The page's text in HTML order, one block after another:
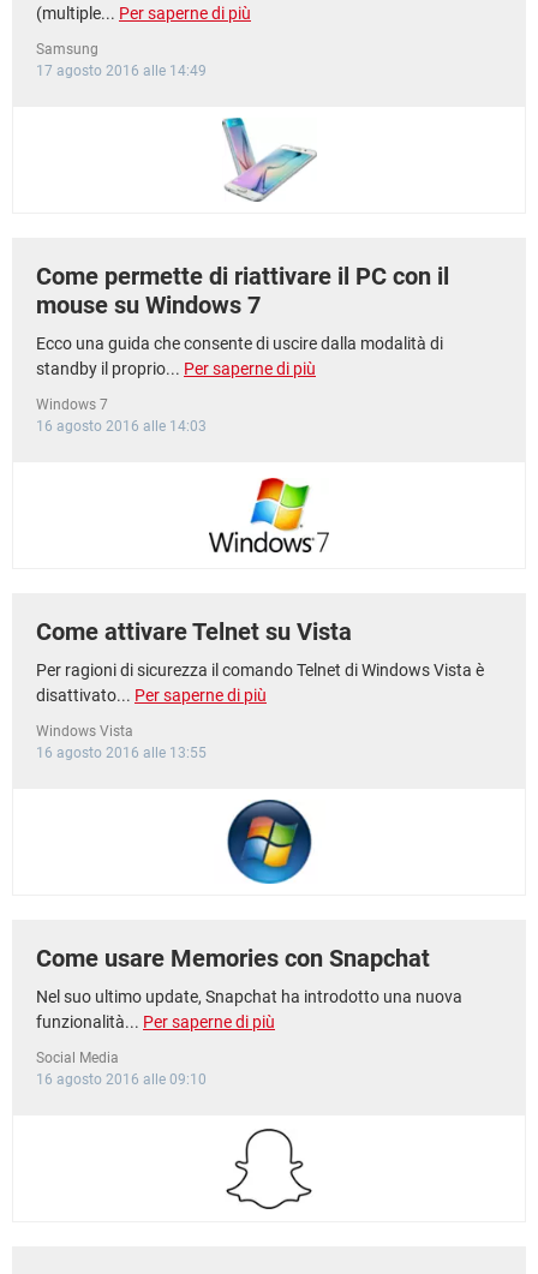
(multiple... Per saperne di più
Samsung
17 agosto 2016 alle 14:49
Come permette di riattivare il PC con il
mouse su Windows 7
Ecco una guida che consente di uscire dalla modalità di
standby il proprio... Per saperne di più
Windows 7
16 agosto 2016 alle 14:03
Come attivare Telnet su Vista
Per ragioni di sicurezza il comando Telnet di Windows Vista è
disattivato... Per saperne di più
Windows Vista
16 agosto 2016 alle 13:55
Come usare Memories con Snapchat
Nel suo ultimo update, Snapchat ha introdotto una nuova
funzionalità... Per saperne di più
Social Media
16 agosto 2016 alle 09:10